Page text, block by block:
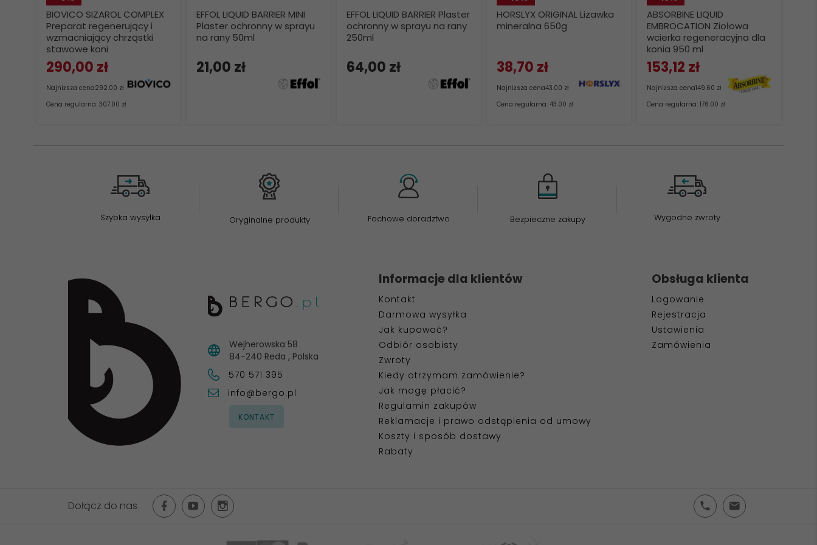
BIOVICO SIZAROL COMPLEX
Preparat regenerujący i
wzmacniający chrząstki
stawowe koni
290,00 zł
Najniższa cena292.00 zł
Cena regularna: 307.00 zł
EFFOL LIQUID BARRIER MINI
Plaster ochronny w sprayu
na rany 50ml
21,00 zł
EFFOL LIQUID BARRIER Plaster
ochronny w sprayu na rany
250ml
64,00 zł
HORSLYX ORIGINAL Lizawka
mineralna 650g
38,70 zł
Najniższa cena43.00 zł
Cena regularna: 43.00 zł
ABSORBINE LIQUID
EMBROCATION Ziołowa
wcierka regeneracyjna dla
konia 950 ml
153,12 zł
Najniższa cena149.60 zł
Cena regularna: 176.00 zł
Szybka wysyłka Oryginalne produkty Fachowe doradztwo Bezpieczne zakupy Wygodne zwroty
Wejherowska 58
84-240 Reda , Polska
570 571 395
info@bergo.pl
KONTAKT
Informacje dla klientów
Kontakt
Darmowa wysyłka
Jak kupować?
Odbiór osobisty
Zwroty
Kiedy otrzymam zamówienie?
Jak mogę płacić?
Regulamin zakupów
Reklamacje i prawo odstąpienia od umowy
Koszty i sposób dostawy
Rabaty
Obsługa klienta
Logowanie
Rejestracja
Ustawienia
Zamówienia
Dołącz do nas